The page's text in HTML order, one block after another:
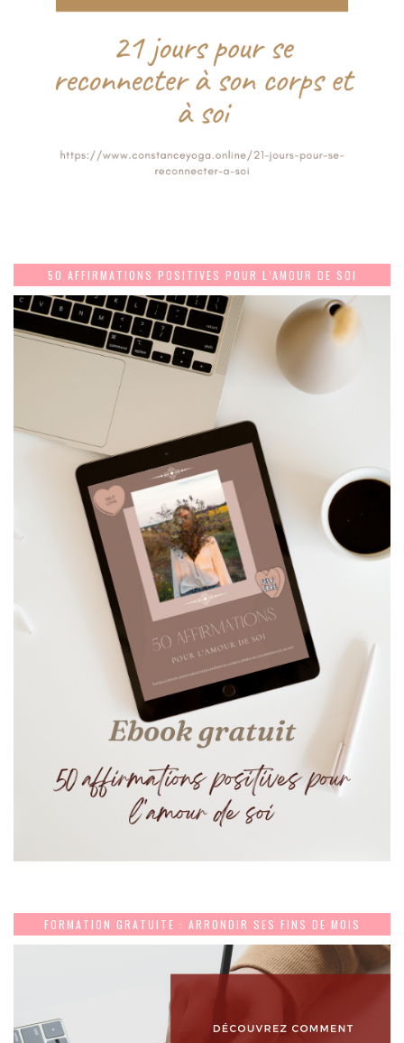
50 AFFIRMATIONS POSITIVES POUR L’AMOUR DE SOI
FORMATION GRATUITE : ARRONDIR SES FINS DE MOIS